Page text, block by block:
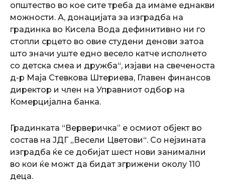
општество во кое сите треба да имаме еднакви
можности. А, донацијата за изградба на
градинка во Кисела Вода дефинитивно ни го
стопли срцето во овие студени денови затоа
што значи уште едно весело катче исполнето
со детска смеа и дружба“, изјави на свеченоста
д-р Маја Стевкова Штериева, Главен финансов
директор и член на Управниот одбор на
Комерцијална банка.
Градинката “Верверичка” е осмиот објект во
состав на ЈДГ „Весели Цветови“. Со нејзината
изградба ќе се добијат шест нови занимални
во кои ќе можт да бидат згрижени околу 110
деца.